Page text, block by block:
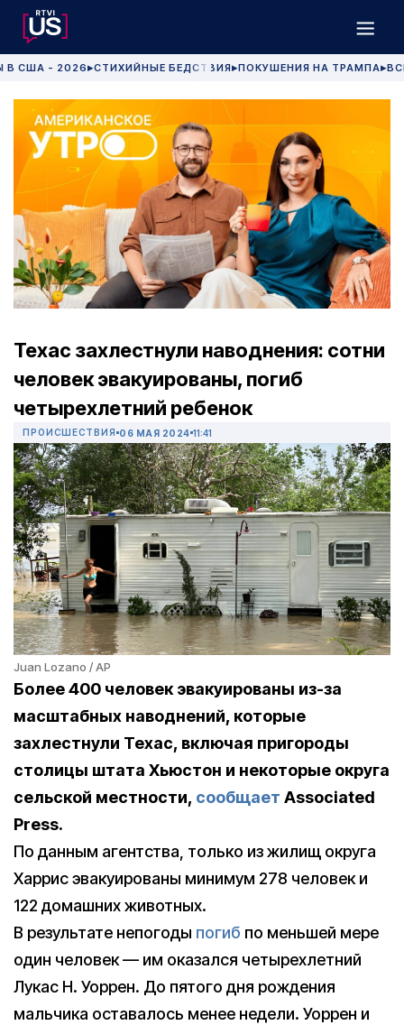
В США - 2026 ▶СТИХИЙНЫЕ БЕДСТВИЯ▶ПОКУШЕНИЯ НА ТРАМПА▶
Техас захлестнули наводнения: сотни
человек эвакуированы, погиб
четырехлетний ребенок
ПРОИСШЕСТВИЯ 06 МАЯ 2024 11:41
Juan Lozano / AP
Более 400 человек эвакуированы из-за
масштабных наводнений, которые
захлестнули Техас, включая пригороды
столицы штата Хьюстон и некоторые округа
сельской местности, сообщает Associated
Press.
По данным агентства, только из жилищ округа
Харрис эвакуированы минимум 278 человек и
122 домашних животных.
В результате непогоды погиб по меньшей мере
один человек — им оказался четырехлетний
Лукас Н. Уоррен. До пятого дня рождения
мальчика оставалось менее недели. Уоррен и